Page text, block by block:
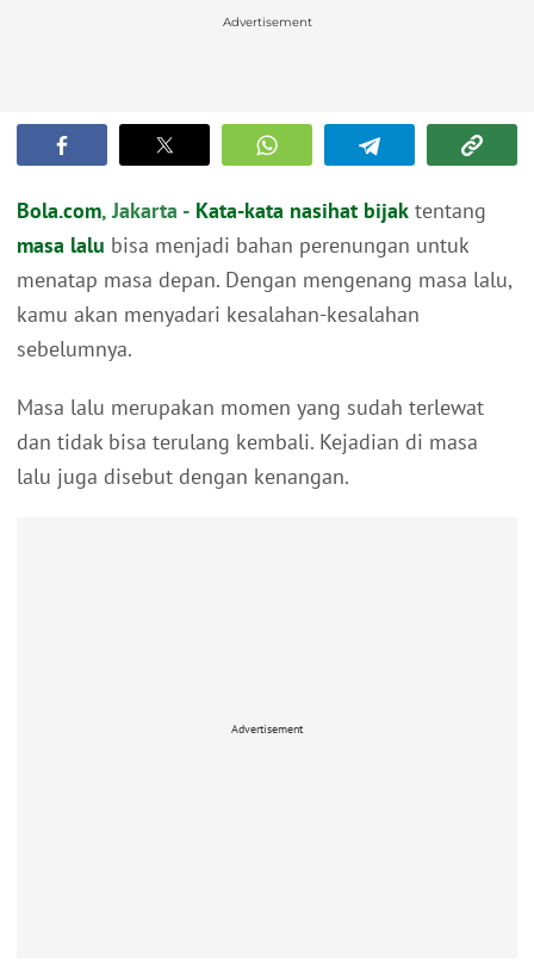
Advertisement
Bola.com, Jakarta - Kata-kata nasihat bijak tentang
masa lalu bisa menjadi bahan perenungan untuk
menatap masa depan. Dengan mengenang masa lalu,
kamu akan menyadari kesalahan-kesalahan
sebelumnya.
Masa lalu merupakan momen yang sudah terlewat
dan tidak bisa terulang kembali. Kejadian di masa
lalu juga disebut dengan kenangan.
Advertisement